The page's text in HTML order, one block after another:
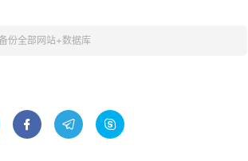
份全部网站+数据库
  